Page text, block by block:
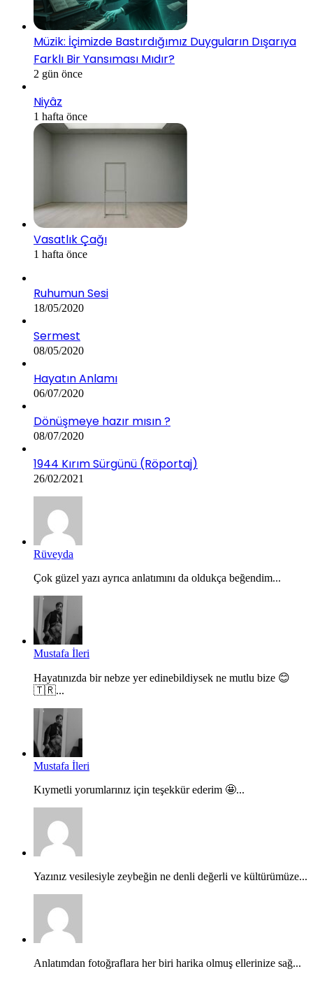
Müzik: İçimizde Bastırdığımız Duyguların Dışarıya
Farklı Bir Yansıması Mıdır?
2 gün önce
Niyâz
1 hafta önce
Vasatlık Çağı
1 hafta önce
Ruhumun Sesi
18/05/2020
Sermest
08/05/2020
Hayatın Anlamı
06/07/2020
Dönüşmeye hazır mısın ?
08/07/2020
1944 Kırım Sürgünü (Röportaj)
26/02/2021
Rüveyda
Çok güzel yazı ayrıca anlatımını da oldukça beğendim...
Mustafa İleri
Hayatınızda bir nebze yer edinebildiysek ne mutlu bize 😊
🇹🇷...
Mustafa İleri
Kıymetli yorumlarınız için teşekkür ederim 🤩...
Yazınız vesilesiyle zeybeğin ne denli değerli ve kültürümüze...
Anlatımdan fotoğraflara her biri harika olmuş ellerinize sağ...